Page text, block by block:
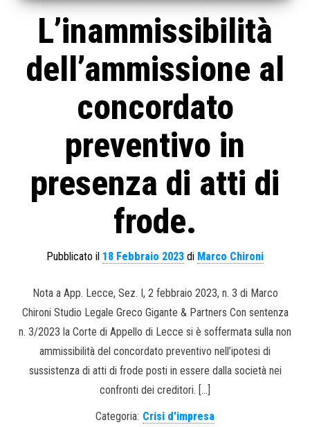
L’inammissibilità
dell’ammissione al
concordato
preventivo in
presenza di atti di
frode.
Pubblicato il 18 Febbraio 2023 di Marco Chironi
Nota a App. Lecce, Sez. I, 2 febbraio 2023, n. 3 di Marco
Chironi Studio Legale Greco Gigante & Partners Con sentenza
n. 3/2023 la Corte di Appello di Lecce si è soffermata sulla non
ammissibilità del concordato preventivo nell’ipotesi di
sussistenza di atti di frode posti in essere dalla società nei
confronti dei creditori. […]
Categoria: Crisi d'impresa